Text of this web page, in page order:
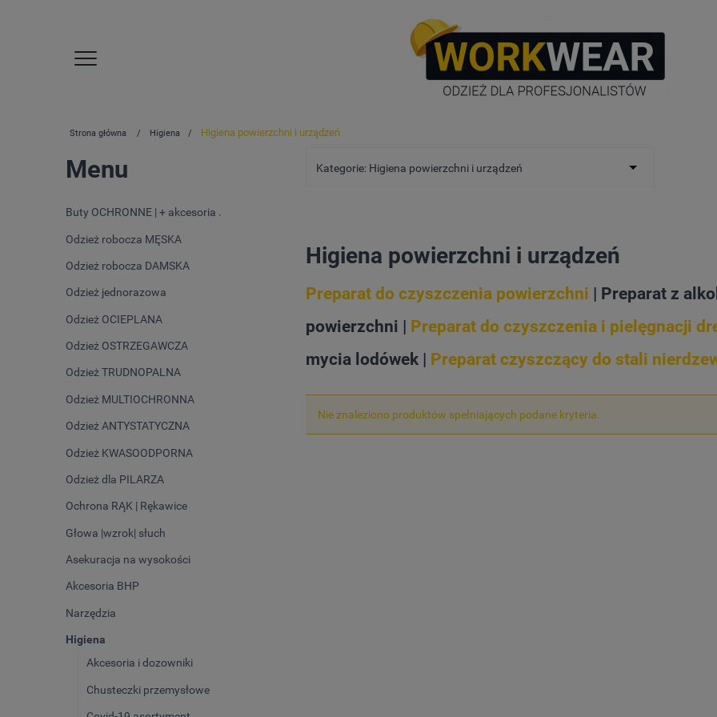
Strona główna Higiena Higiena powierzchni i urządzeń
Menu
Buty OCHRONNE | + akcesoria .
Odzież robocza MĘSKA
Odzież robocza DAMSKA
Odzież jednorazowa
Odzież OCIEPLANA
Odzież OSTRZEGAWCZA
Odzież TRUDNOPALNA
Odzież MULTIOCHRONNA
Odzież ANTYSTATYCZNA
Odzież KWASOODPORNA
Odzież dla PILARZA
Ochrona RĄK | Rękawice
Głowa |wzrok| słuch
Asekuracja na wysokości
Akcesoria BHP
Narzędzia
Higiena
Akcesoria i dozowniki
Chusteczki przemysłowe
Kategorie: Higiena powierzchni i urządzeń
Higiena powierzchni i urządzeń
Preparat do czyszczenia powierzchni | Preparat z
powierzchni | Preparat do czyszczenia i pielęgnacji
mycia lodówek | Preparat czyszczący do stali
Nie znaleziono produktów spełniających podane kryteria.